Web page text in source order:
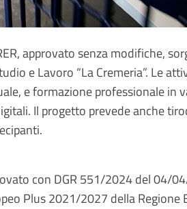
approvato senza modifiche,
e Lavoro “La Cremeria”. Le
e formazione professionale in
Il progetto prevede anche
con DGR 551/2024 del 04/
Plus 2021/2027 della Regione